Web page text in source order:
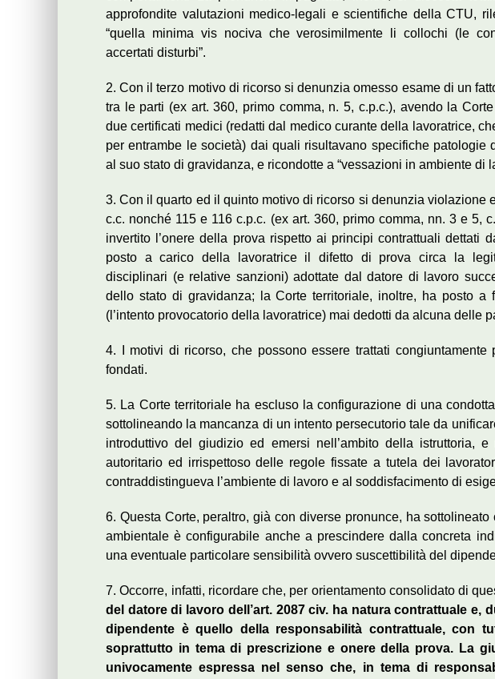
approfondite valutazioni medico-legali e scientifiche della CTU,
“quella minima vis nociva che verosimilmente li collochi (le
accertati disturbi”.
2. Con il terzo motivo di ricorso si denunzia omesso esame di un
tra le parti (ex art. 360, primo comma, n. 5, c.p.c.), avendo la
due certificati medici (redatti dal medico curante della lavoratrice,
per entrambe le società) dai quali risultavano specifiche patologie
al suo stato di gravidanza, e ricondotte a “vessazioni in ambiente di
3. Con il quarto ed il quinto motivo di ricorso si denunzia violazione
c.c. nonché 115 e 116 c.p.c. (ex art. 360, primo comma, nn. 3 e 5,
invertito l’onere della prova rispetto ai principi contrattuali dettati
posto a carico della lavoratrice il difetto di prova circa la
disciplinari (e relative sanzioni) adottate dal datore di lavoro
dello stato di gravidanza; la Corte territoriale, inoltre, ha posto a
(l’intento provocatorio della lavoratrice) mai dedotti da alcuna delle
4. I motivi di ricorso, che possono essere trattati congiuntamente
fondati.
5. La Corte territoriale ha escluso la configurazione di una
sottolineando la mancanza di un intento persecutorio tale da
introduttivo del giudizio ed emersi nell’ambito della istruttoria, e
autoritario ed irrispettoso delle regole fissate a tutela dei
contraddistingueva l’ambiente di lavoro e al soddisfacimento di
6. Questa Corte, peraltro, già con diverse pronunce, ha
ambientale è configurabile anche a prescindere dalla concreta
una eventuale particolare sensibilità ovvero suscettibilità del
7. Occorre, infatti, ricordare che, per orientamento consolidato di
del datore di lavoro dell’art. 2087 civ. ha natura contrattuale e,
dipendente è quello della responsabilità contrattuale, con
soprattutto in tema di prescrizione e onere della prova. La
univocamente espressa nel senso che, in tema di